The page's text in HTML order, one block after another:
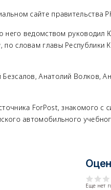
сайте правительства
него ведомством руководил
по словам главы Республики
Анатолий Волков,
ForPost,знакомого с
автомобильного
Еще нет